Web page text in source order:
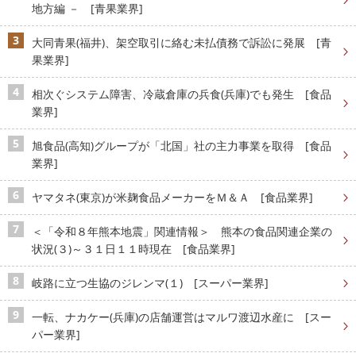
地方編 － [青果業界]
大同青果(福井)、架空取引に絡む未払債務で訴訟に発展 [青
果業界]
相次ぐシステム障害、冷蔵倉庫の兵食(兵庫)でも発生 [食品
業界]
旭食品(高知)グループが「北国」社の主力事業を取得 [食品
業界]
ヤマタネ(東京)が米麹食品メーカーをＭ＆Ａ [食品業界]
＜「令和８年熊本地震」関連情報＞ 熊本の食品関連企業の
状況(３)～３１日１１時現在 [食品業界]
岐路に立つ生協のジレンマ(１) [スーパー業界]
一転、ナカケー(兵庫)の店舗運営はマルワ渡辺水産に [スー
パー業界]